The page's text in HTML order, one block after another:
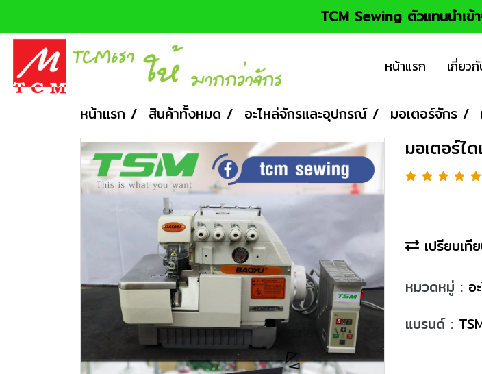
TCM Sewing ตัวแทนนำเข้
หน้าแรก เกี่ยว
หน้าแรก สินค้าทั้งหมด อะไหล่จักรและอุปกรณ์ มอเตอร์จักร
มอเตอร์ไ
เปรียบเที
หมวดหมู่ : อ
แบรนด์ :